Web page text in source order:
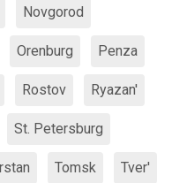
Novgorod
Orenburg Penza
Rostov Ryazan'
St. Petersburg
Tomsk Tver'